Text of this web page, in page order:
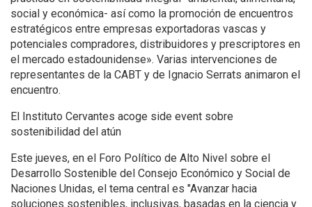
social y económica- así como la promoción de encuentros
estratégicos entre empresas exportadoras vascas y
potenciales compradores, distribuidores y prescriptores en
el mercado estadounidense». Varias intervenciones de
representantes de la CABT y de Ignacio Serrats animaron el
encuentro.
El Instituto Cervantes acoge side event sobre
sostenibilidad del atún
Este jueves, en el Foro Político de Alto Nivel sobre el
Desarrollo Sostenible del Consejo Económico y Social de
Naciones Unidas, el tema central es "Avanzar hacia
soluciones sostenibles, inclusivas, basadas en la ciencia y